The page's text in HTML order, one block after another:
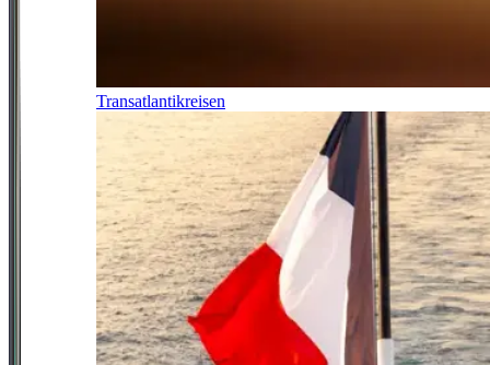
Transatlantikreisen